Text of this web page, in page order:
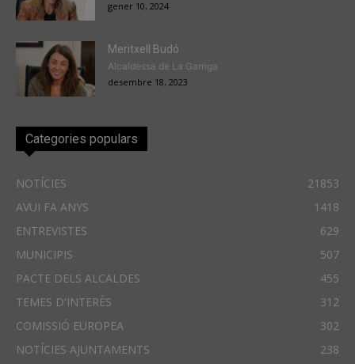
gener 10, 2024
Meritxell Budó
Alcaldessa de La Garriga
desembre 18, 2023
Categories populars
NOTÍCIES
21853
AVUI FA ANYS
1418
ENTREVISTES
629
MUNICIPIS
507
PACTE DELS ALCALDES
455
TEMES D'INTERÈS
312
COMISSIÓ EUROPEA
302
NOTÍCIES AJUNTAMENTS
238